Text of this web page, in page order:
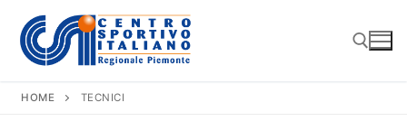
contenuto
HOME TECNICI